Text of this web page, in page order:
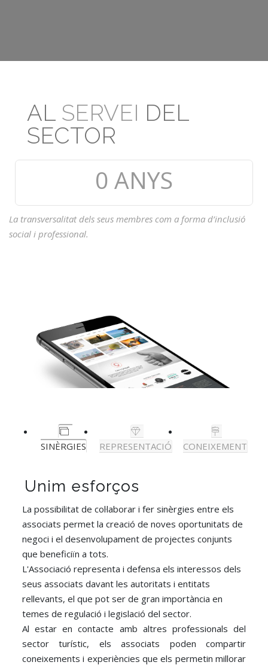
AL SERVEI DEL
SECTOR
0 ANYS
La transversalitat dels seus membres com a forma d’inclusió
social i professional.
SINÈRGIES REPRESENTACIÓ CONEIXEMENT
Unim professio
Unim esforços
Unim el sector
La possibilitat de col·laborar i fer sinèrgies entre els
associats permet la creació de noves oportunitats de
negoci i el desenvolupament de projectes conjunts
que beneficiïn a tots.
L'Associació representa i defensa els interessos dels
seus associats davant les autoritats i entitats
rellevants, el que pot ser de gran importància en
temes de regulació i legislació del sector.
Al estar en contacte amb altres professionals del
sector turístic, els associats poden compartir
coneixements i experiències que els permetin millorar